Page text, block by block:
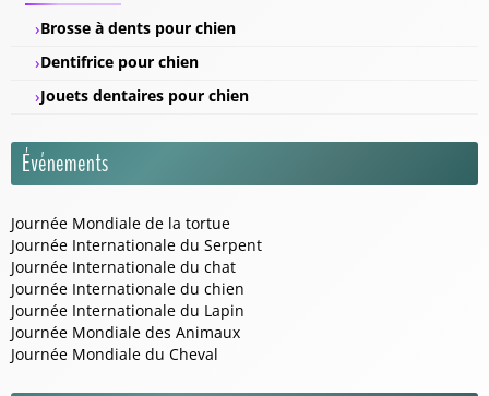
Brosse à dents pour chien
Dentifrice pour chien
Jouets dentaires pour chien
Événements
Journée Mondiale de la tortue
Journée Internationale du Serpent
Journée Internationale du chat
Journée Internationale du chien
Journée Internationale du Lapin
Journée Mondiale des Animaux
Journée Mondiale du Cheval